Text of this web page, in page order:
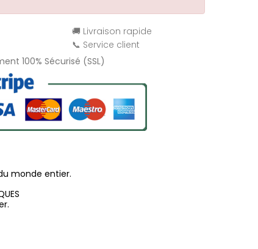
🚚 Livraison rapide
📞 Service client
100% Sécurisé (SSL)
monde entier.